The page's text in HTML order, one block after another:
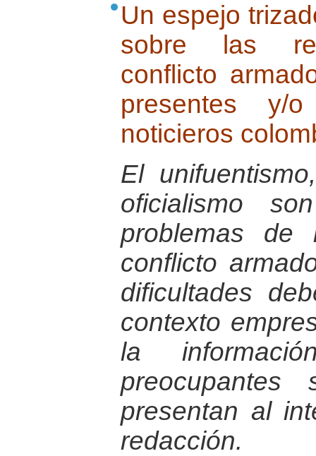
Un espejo
sobre las
conflicto
presentes y/
noticieros
El
oficialismo
problemas
conflicto
dificultades
contexto
la
preocupantes
presentan al
redacción.